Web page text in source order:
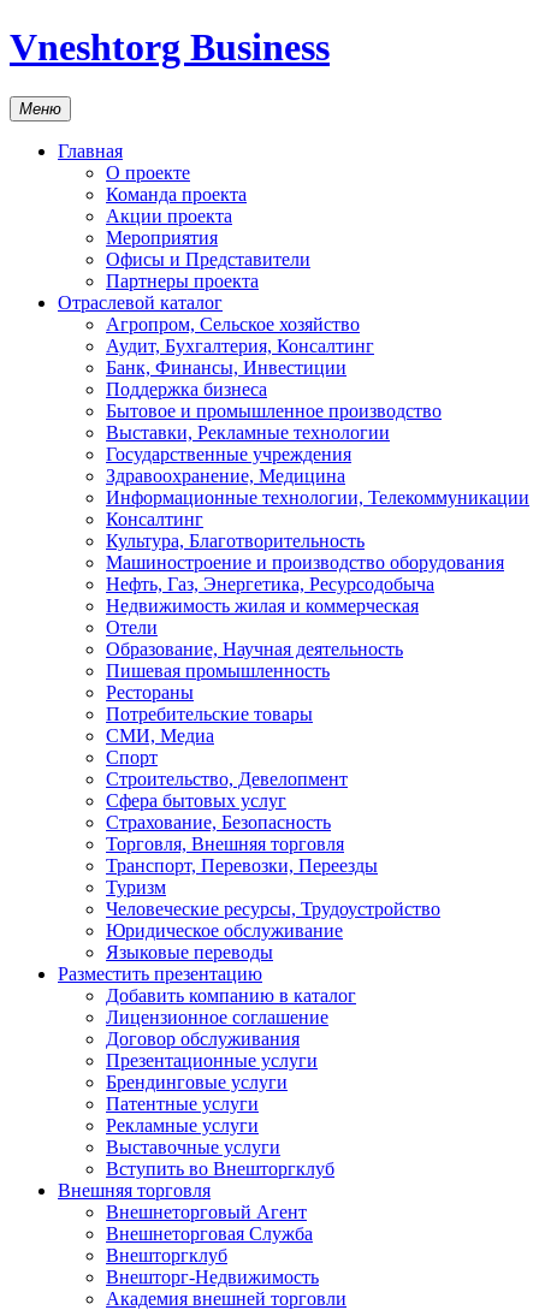
Vneshtorg Business
Меню
Главная
О проекте
Команда проекта
Акции проекта
Мероприятия
Офисы и Представители
Партнеры проекта
Отраслевой каталог
Агропром, Сельское хозяйство
Аудит, Бухгалтерия, Консалтинг
Банк, Финансы, Инвестиции
Поддержка бизнеса
Бытовое и промышленное производство
Выставки, Рекламные технологии
Государственные учреждения
Здравоохранение, Медицина
Информационные технологии, Телекоммуникации
Консалтинг
Культура, Благотворительность
Машиностроение и производство оборудования
Нефть, Газ, Энергетика, Ресурсодобыча
Недвижимость жилая и коммерческая
Отели
Образование, Научная деятельность
Пишевая промышленность
Рестораны
Потребительские товары
СМИ, Медиа
Спорт
Строительство, Девелопмент
Сфера бытовых услуг
Страхование, Безопасность
Торговля, Внешняя торговля
Транспорт, Перевозки, Переезды
Туризм
Человеческие ресурсы, Трудоустройство
Юридическое обслуживание
Языковые переводы
Разместить презентацию
Добавить компанию в каталог
Лицензионное соглашение
Договор обслуживания
Презентационные услуги
Брендинговые услуги
Патентные услуги
Рекламные услуги
Выставочные услуги
Вступить во Внешторгклуб
Внешняя торговля
Внешнеторговый Агент
Внешнеторговая Служба
Внешторгклуб
Внешторг-Недвижимость
Академия внешней торговли